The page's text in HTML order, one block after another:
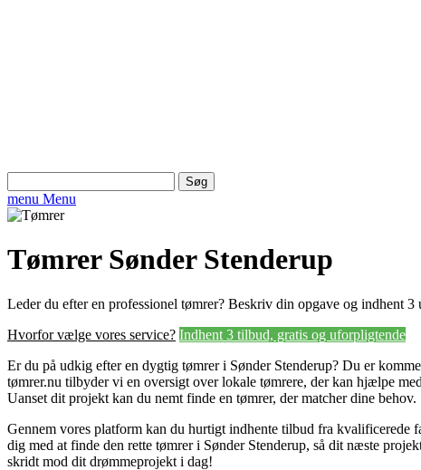
efter:
menu Menu
Tømrer Sønder Stenderup
Leder du efter en professionel tømrer? Beskriv din opgave og indhent
Hvorfor vælge vores service? Indhent 3 tilbud, gratis og uforpligtende
Er du på udkig efter en dygtig tømrer i Sønder Stenderup? Du er
tømrer.nu tilbyder vi en oversigt over lokale tømrere, der kan hjælpe
Uanset dit projekt kan du nemt finde en tømrer, der matcher dine behov.
Gennem vores platform kan du hurtigt indhente tilbud fra kvalificerede
dig med at finde den rette tømrer i Sønder Stenderup, så dit næste
skridt mod dit drømmeprojekt i dag!